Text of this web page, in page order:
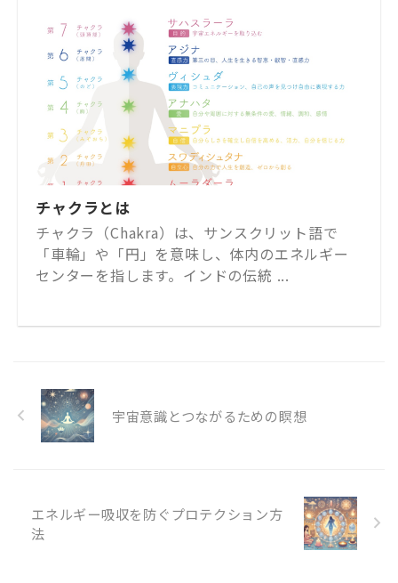
チャクラとは
チャクラ（Chakra）は、サンスクリット語で
「車輪」や「円」を意味し、体内のエネルギー
センターを指します。インドの伝統 ...
宇宙意識とつながるための瞑想
エネルギー吸収を防ぐプロテクション方
法